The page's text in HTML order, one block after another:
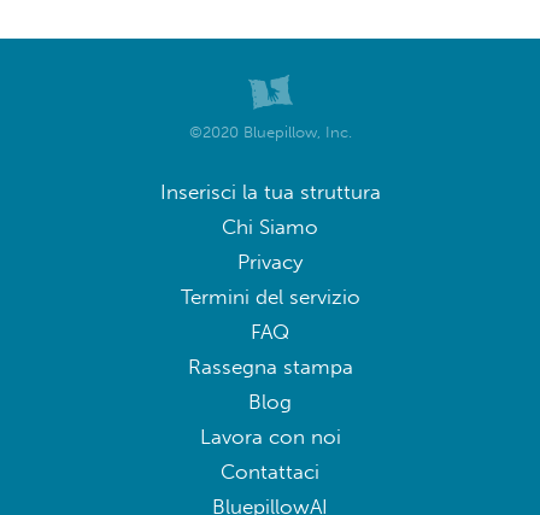
©2020 Bluepillow, Inc.
Inserisci la tua struttura
Chi Siamo
Privacy
Termini del servizio
FAQ
Rassegna stampa
Blog
Lavora con noi
Contattaci
BluepillowAI